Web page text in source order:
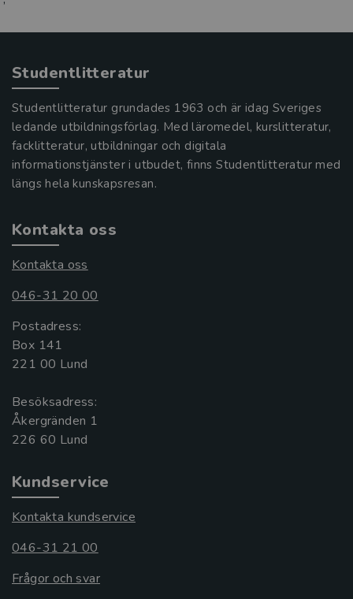
Studentlitteratur
Studentlitteratur grundades 1963 och är idag Sveriges
ledande utbildningsförlag. Med läromedel, kurslitteratur,
facklitteratur, utbildningar och digitala
informationstjänster i utbudet, finns Studentlitteratur med
längs hela kunskapsresan.
Kontakta oss
Kontakta oss
046-31 20 00
Postadress:
Box 141
221 00 Lund
Besöksadress:
Åkergränden 1
Kundservice
Kontakta kundservice
046-31 21 00
Frågor och svar